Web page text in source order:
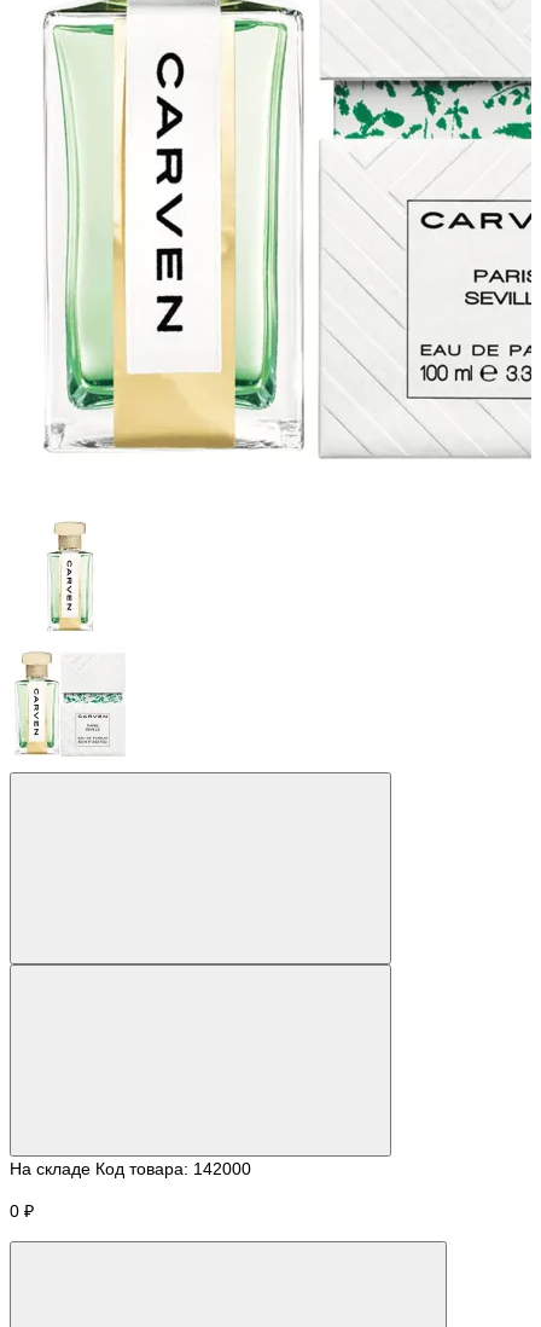
На складе Код товара: 142000
0 ₽